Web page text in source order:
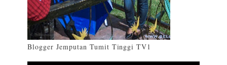
Blogger Jemputan Tumit Tinggi TV1